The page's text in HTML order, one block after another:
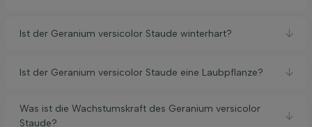
Ist der Geranium versicolor Staude winterhart?
Ist der Geranium versicolor Staude eine Laubpflanze?
Was ist die Wachstumskraft des Geranium versicolor
Staude?